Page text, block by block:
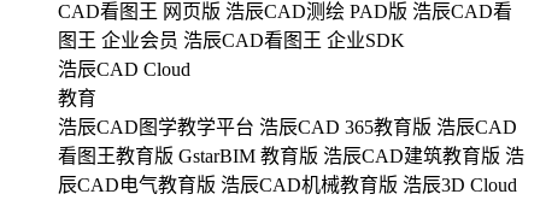
CAD看图王 网页版 浩辰CAD测绘 PAD版 浩辰CAD看
图王 企业会员 浩辰CAD看图王 企业SDK
浩辰CAD Cloud
教育
浩辰CAD图学教学平台 浩辰CAD 365教育版 浩辰CAD
看图王教育版 GstarBIM 教育版 浩辰CAD建筑教育版 浩
辰CAD电气教育版 浩辰CAD机械教育版 浩辰3D Cloud